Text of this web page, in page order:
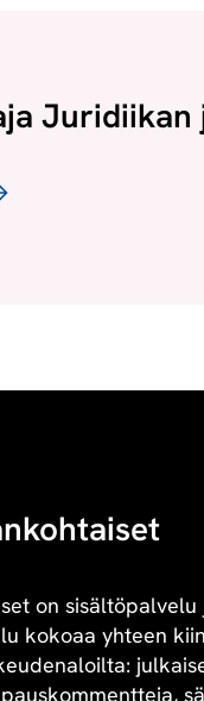
Juridiikan
on sisältöpalvelu
kokoaa yhteen